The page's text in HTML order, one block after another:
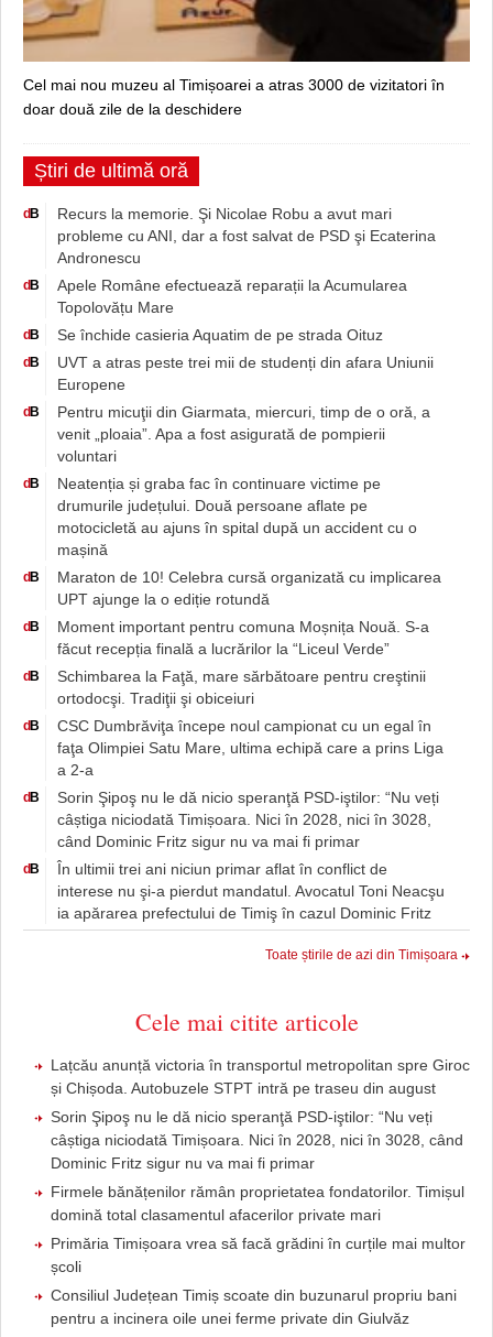
Cel mai nou muzeu al Timișoarei a atras 3000 de vizitatori în
doar două zile de la deschidere
Știri de ultimă oră
d B
Recurs la memorie. Şi Nicolae Robu a avut mari
probleme cu ANI, dar a fost salvat de PSD şi Ecaterina
Andronescu
d B
Apele Române efectuează reparații la Acumularea
Topolovățu Mare
d B Se închide casieria Aquatim de pe strada Oituz
d B
UVT a atras peste trei mii de studenți din afara Uniunii
Europene
d B
Pentru micuţii din Giarmata, miercuri, timp de o oră, a
venit „ploaia”. Apa a fost asigurată de pompierii
voluntari
d B
Neatenția și graba fac în continuare victime pe
drumurile județului. Două persoane aflate pe
motocicletă au ajuns în spital după un accident cu o
mașină
d B
Maraton de 10! Celebra cursă organizată cu implicarea
UPT ajunge la o ediție rotundă
d B
Moment important pentru comuna Moșnița Nouă. S-a
făcut recepția finală a lucrărilor la “Liceul Verde”
d B
Schimbarea la Faţă, mare sărbătoare pentru creştinii
ortodocşi. Tradiţii şi obiceiuri
d B
CSC Dumbrăviţa începe noul campionat cu un egal în
faţa Olimpiei Satu Mare, ultima echipă care a prins Liga
a 2-a
d B
Sorin Şipoş nu le dă nicio speranţă PSD-iştilor: “Nu veți
câștiga niciodată Timișoara. Nici în 2028, nici în 3028,
când Dominic Fritz sigur nu va mai fi primar
d B
În ultimii trei ani niciun primar aflat în conflict de
interese nu şi-a pierdut mandatul. Avocatul Toni Neacşu
ia apărarea prefectului de Timiş în cazul Dominic Fritz
Toate știrile de azi din Timișoara
Cele mai citite articole
Lațcău anunță victoria în transportul metropolitan spre Giroc
și Chișoda. Autobuzele STPT intră pe traseu din august
Sorin Şipoş nu le dă nicio speranţă PSD-iştilor: “Nu veți
câștiga niciodată Timișoara. Nici în 2028, nici în 3028, când
Dominic Fritz sigur nu va mai fi primar
Firmele bănățenilor rămân proprietatea fondatorilor. Timișul
domină total clasamentul afacerilor private mari
Primăria Timișoara vrea să facă grădini în curțile mai multor
școli
Consiliul Județean Timiș scoate din buzunarul propriu bani
pentru a incinera oile unei ferme private din Giulvăz